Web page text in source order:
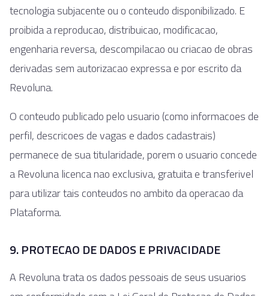
tecnologia subjacente ou o conteudo disponibilizado. E
proibida a reproducao, distribuicao, modificacao,
engenharia reversa, descompilacao ou criacao de obras
derivadas sem autorizacao expressa e por escrito da
Revoluna.
O conteudo publicado pelo usuario (como informacoes de
perfil, descricoes de vagas e dados cadastrais)
permanece de sua titularidade, porem o usuario concede
a Revoluna licenca nao exclusiva, gratuita e transferivel
para utilizar tais conteudos no ambito da operacao da
Plataforma.
9. PROTECAO DE DADOS E PRIVACIDADE
A Revoluna trata os dados pessoais de seus usuarios